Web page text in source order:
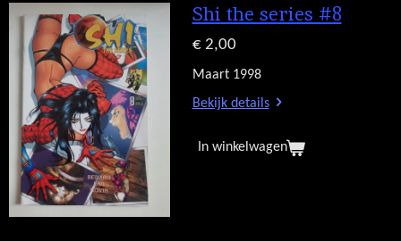
Shi the series #8
€ 2,00
Maart 1998
Bekijk details
In winkelwagen